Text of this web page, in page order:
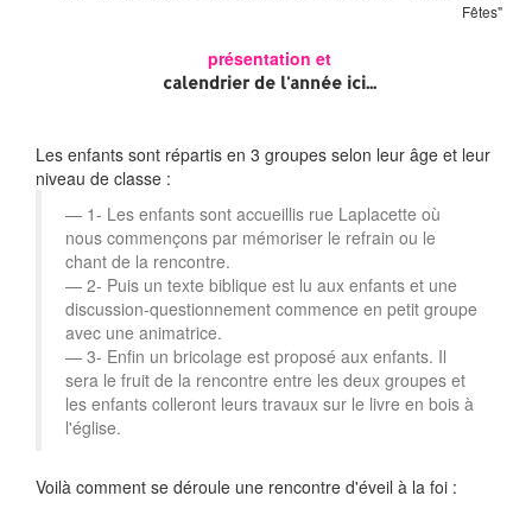
Fêtes"
présentation et
calendrier de l'année ici...
Les enfants sont répartis en 3 groupes selon leur âge et leur
niveau de classe :
1- Les enfants sont accueillis rue Laplacette où
nous commençons par mémoriser le refrain ou le
chant de la rencontre.
2- Puis un texte biblique est lu aux enfants et une
discussion-questionnement commence en petit groupe
avec une animatrice.
3- Enfin un bricolage est proposé aux enfants. Il
sera le fruit de la rencontre entre les deux groupes et
les enfants colleront leurs travaux sur le livre en bois à
l'église.
Voilà comment se déroule une rencontre d'éveil à la foi :